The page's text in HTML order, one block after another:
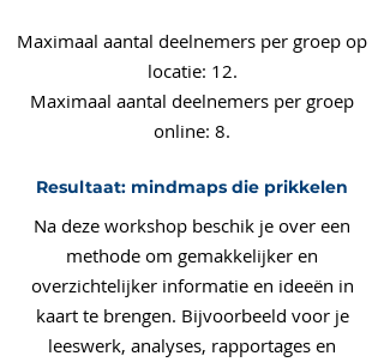
Maximaal aantal deelnemers per groep op
locatie: 12.
Maximaal aantal deelnemers per groep
online: 8.
Resultaat: mindmaps die prikkelen
Na deze workshop beschik je over een
methode om gemakkelijker en
overzichtelijker informatie en ideeën in
kaart te brengen. Bijvoorbeeld voor je
leeswerk, analyses, rapportages en